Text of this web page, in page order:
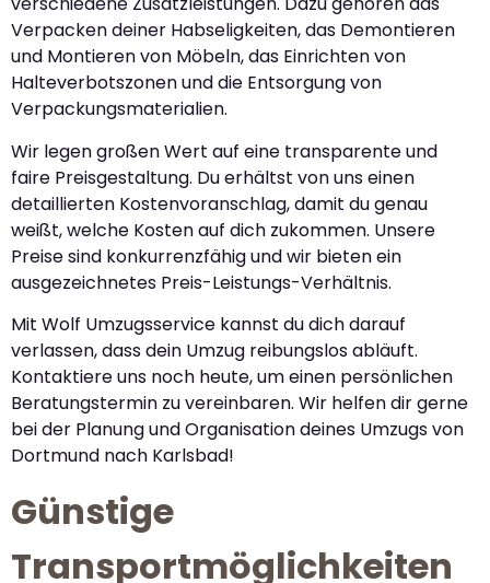
Verpacken deiner Habseligkeiten, das Demontieren
und Montieren von Möbeln, das Einrichten von
Halteverbotszonen und die Entsorgung von
Verpackungsmaterialien.
Wir legen großen Wert auf eine transparente und
faire Preisgestaltung. Du erhältst von uns einen
detaillierten Kostenvoranschlag, damit du genau
weißt, welche Kosten auf dich zukommen. Unsere
Preise sind konkurrenzfähig und wir bieten ein
ausgezeichnetes Preis-Leistungs-Verhältnis.
Mit Wolf Umzugsservice kannst du dich darauf
verlassen, dass dein Umzug reibungslos abläuft.
Kontaktiere uns noch heute, um einen persönlichen
Beratungstermin zu vereinbaren. Wir helfen dir gerne
bei der Planung und Organisation deines Umzugs von
Dortmund nach Karlsbad!
Günstige
Transportmöglichkeiten